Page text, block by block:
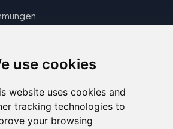
use cookies
website uses cookies and
tracking technologies to
your browsing